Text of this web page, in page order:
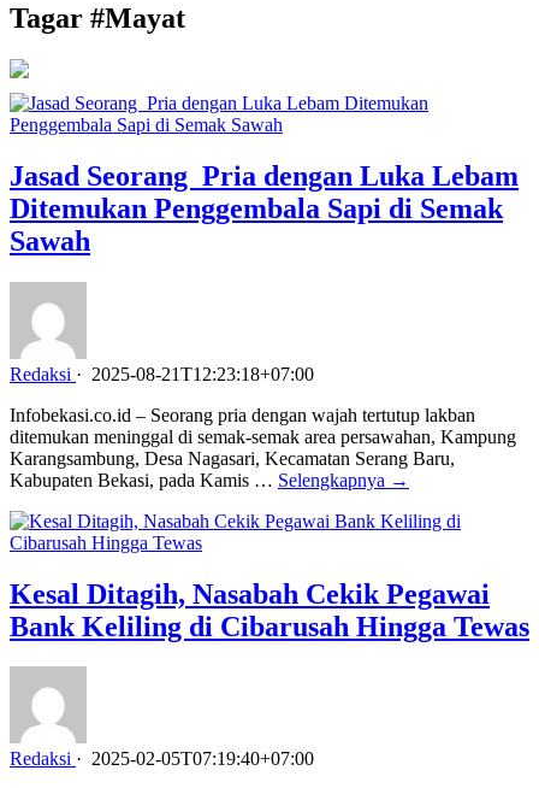
Tagar #Mayat
Jasad Seorang Pria dengan Luka Lebam
Ditemukan Penggembala Sapi di Semak
Sawah
Redaksi · 2025-08-21T12:23:18+07:00
Infobekasi.co.id – Seorang pria dengan wajah tertutup lakban
ditemukan meninggal di semak-semak area persawahan, Kampung
Karangsambung, Desa Nagasari, Kecamatan Serang Baru,
Kabupaten Bekasi, pada Kamis … Selengkapnya →
Kesal Ditagih, Nasabah Cekik Pegawai
Bank Keliling di Cibarusah Hingga Tewas
Redaksi · 2025-02-05T07:19:40+07:00